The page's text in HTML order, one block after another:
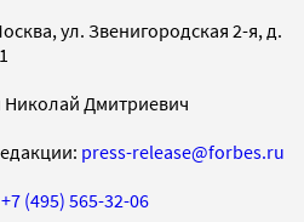
ул. Звенигородская 2-я, д.
Николай Дмитриевич
press-release@forbes.ru
+7 (495) 565-32-06